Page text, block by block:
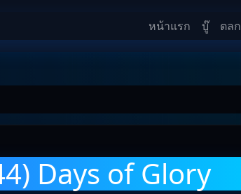
หน้าแรก บู๊ ตลก
Days of Glory